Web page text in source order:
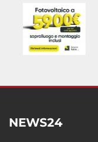
NEWS24